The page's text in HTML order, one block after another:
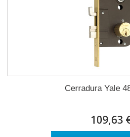
Cerradura Yale
109,63